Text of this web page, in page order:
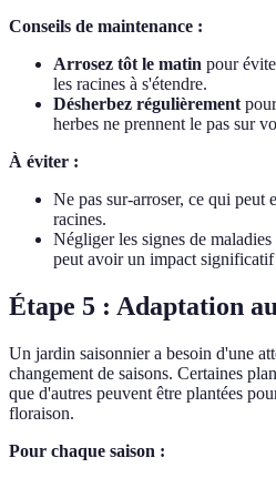
Conseils de maintenance :
Arrosez tôt le matin pour
les racines à s'étendre.
Désherbez régulièrement
herbes ne prennent le pas sur
À éviter :
Ne pas sur-arroser, ce qui peut
racines.
Négliger les signes de
peut avoir un impact significatif
Étape 5 : Adaptation
Un jardin saisonnier a besoin d'une
changement de saisons. Certaines
que d'autres peuvent être plantées
floraison.
Pour chaque saison :